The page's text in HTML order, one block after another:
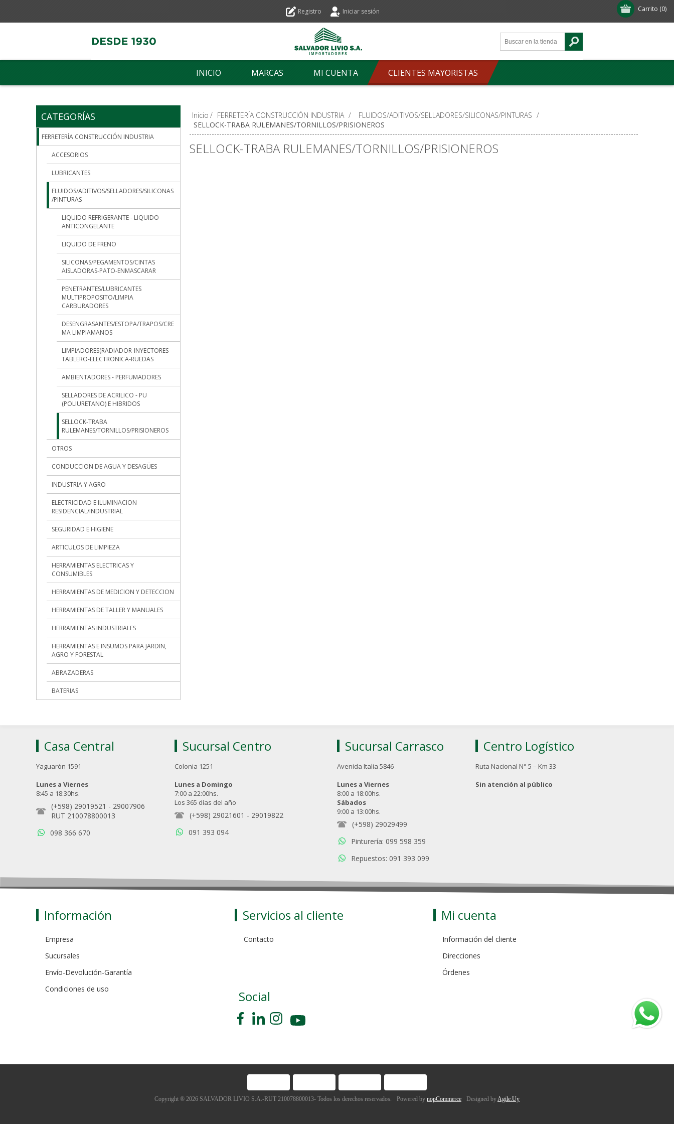
Carrito (0)
Registro Iniciar sesión
INICIO MARCAS MI CUENTA CLIENTES MAYORISTAS
Inicio / FERRETERÍA CONSTRUCCIÓN INDUSTRIA / FLUIDOS/ADITIVOS/SELLADORES/SILICONAS/PINTURAS /
SELLOCK-TRABA RULEMANES/TORNILLOS/PRISIONEROS
SELLOCK-TRABA RULEMANES/TORNILLOS/PRISIONEROS
CATEGORÍAS
FERRETERÍA CONSTRUCCIÓN INDUSTRIA
ACCESORIOS
LUBRICANTES
FLUIDOS/ADITIVOS/SELLADORES/SILICONAS
/PINTURAS
LIQUIDO REFRIGERANTE - LIQUIDO
ANTICONGELANTE
LIQUIDO DE FRENO
SILICONAS/PEGAMENTOS/CINTAS
AISLADORAS-PATO-ENMASCARAR
PENETRANTES/LUBRICANTES
MULTIPROPOSITO/LIMPIA
CARBURADORES
DESENGRASANTES/ESTOPA/TRAPOS/CRE
MA LIMPIAMANOS
LIMPIADORES(RADIADOR-INYECTORES-
TABLERO-ELECTRONICA-RUEDAS
AMBIENTADORES - PERFUMADORES
SELLADORES DE ACRILICO - PU
(POLIURETANO) E HIBRIDOS
SELLOCK-TRABA
RULEMANES/TORNILLOS/PRISIONEROS
OTROS
CONDUCCION DE AGUA Y DESAGÜES
INDUSTRIA Y AGRO
ELECTRICIDAD E ILUMINACION
RESIDENCIAL/INDUSTRIAL
SEGURIDAD E HIGIENE
ARTICULOS DE LIMPIEZA
HERRAMIENTAS ELECTRICAS Y
CONSUMIBLES
HERRAMIENTAS DE MEDICION Y DETECCION
HERRAMIENTAS DE TALLER Y MANUALES
HERRAMIENTAS INDUSTRIALES
HERRAMIENTAS E INSUMOS PARA JARDIN,
AGRO Y FORESTAL
ABRAZADERAS
BATERIAS
Casa Central
Yaguarón 1591
Lunes a Viernes
8:45 a 18:30hs.
(+598) 29019521 - 29007906
RUT 210078800013
098 366 670
Sucursal Centro
Colonia 1251
Lunes a Domingo
7:00 a 22:00hs.
Los 365 días del año
(+598) 29021601 - 29019822
091 393 094
Sucursal Carrasco
Avenida Italia 5846
Lunes a Viernes
8:00 a 18:00hs.
Sábados
9:00 a 13:00hs.
(+598) 29029499
Pinturería: 099 598 359
Repuestos: 091 393 099
Centro Logístico
Ruta Nacional N° 5 – Km 33
Sin atención al público
Información
Empresa
Sucursales
Envío-Devolución-Garantía
Condiciones de uso
Servicios al cliente
Contacto
Mi cuenta
Información del cliente
Direcciones
Órdenes
Social
Copyright ® 2026 SALVADOR LIVIO S.A.-RUT 210078800013- Todos los derechos reservados. Powered by nopCommerce Designed byAgile.Uy